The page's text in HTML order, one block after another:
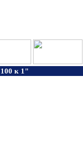
к 1"